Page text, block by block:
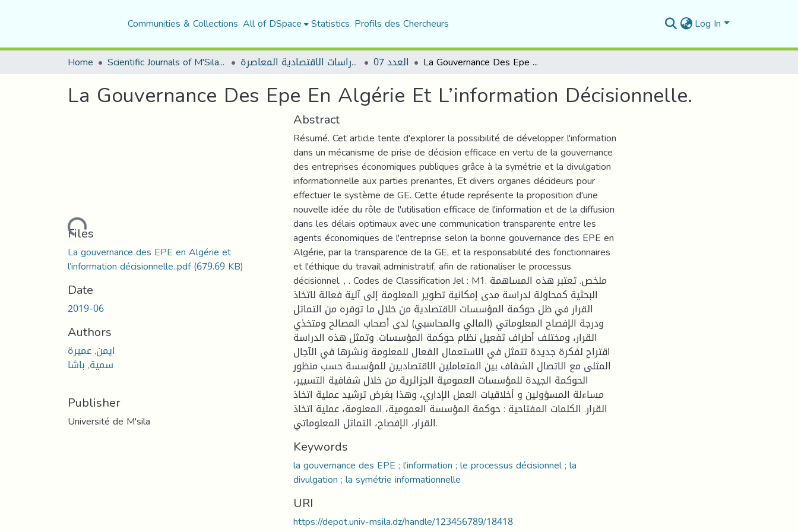
Communities & Collections All of DSpace Statistics Profils des Chercheurs Log In
Home Scientific Journals of M'Sila University مجلة الدراسات الاقتصادية المعاصرة العدد 07 La Gouvernance Des Epe En Algérie Et L’information Décisionnelle.
La Gouvernance Des Epe En Algérie Et L’information Décisionnelle.
Loading...
Files
La gouvernance des EPE en Algérie et
l’information décisionnelle..pdf(679.69 KB)
Date
2019-06
Authors
ايمن, عميرة
سمية, باشا
Publisher
Université de M'sila
Abstract
Résumé. Cet article tente d'explorer la possibilité de développer l'information
dans un mécanisme de prise de décision efficace en vertu de la gouvernance
des entreprises économiques publiques grâce à la symétrie et la divulgation
informationnelle aux parties prenantes, Et divers organes décideurs pour
effectuer le système de GE. Cette étude représente la proposition d'une
nouvelle idée du rôle de l'utilisation efficace de l'information et de la diffusion
dans les délais optimaux avec une communication transparente entre les
agents économiques de l'entreprise selon la bonne gouvernance des EPE en
Algérie, par la transparence de la GE, et la responsabilité des fonctionnaires
et l'éthique du travail administratif, afin de rationaliser le processus
décisionnel. , . Codes de Classification Jel : M1. ملخص. تعتبر هذه المساهمة
البحثية كمحاولة لدراسة مدى إمكانية تطوير المعلومة إلى آلية فعالة لاتخاذ
القرار في ظل حوكمة المؤسسات الاقتصادية من خلال ما توفره من التماثل
ودرجة الإفصاح المعلوماتي (المالي والمحاسبي) لدى أصحاب المصالح ومتخذي
القرار، ومختلف أطراف تفعيل نظام حوكمة المؤسسات. وتمثل هذه الدراسة
اقتراح لفكرة جديدة تتمثل في الاستعمال الفعال للمعلومة ونشرها في الآجال
المثلى مع الاتصال الشفاف بين المتعاملين الاقتصاديين للمؤسسة حسب منظور
الحوكمة الجيدة للمؤسسات العمومية الجزائرية من خلال شفافية التسيير،
مساءلة المسؤولين و أخلاقيات العمل الإداري، وهذا بغرض ترشيد عملية اتخاذ
القرار. الكلمات المفتاحية : حوكمة المؤسسة العمومية، المعلومة، عملية اتخاذ
القرار، الإفصاح، التماثل المعلوماتي.
Keywords
la gouvernance des EPE ; l’information ; le processus décisionnel ; la
divulgation ; la symétrie informationnelle
URI
https://depot.univ-msila.dz/handle/123456789/18418